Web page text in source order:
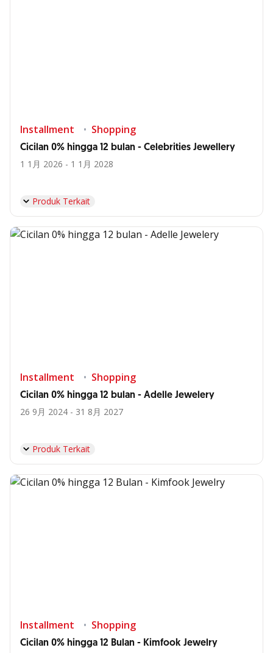
Installment Shopping
Cicilan 0% hingga 12 bulan - Celebrities Jewellery
1 1月 2026 - 1 1月 2028
Produk Terkait
Installment Shopping
Cicilan 0% hingga 12 bulan - Adelle Jewelery
26 9月 2024 - 31 8月 2027
Produk Terkait
Installment Shopping
Cicilan 0% hingga 12 Bulan - Kimfook Jewelry